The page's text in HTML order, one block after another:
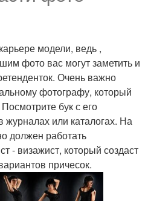
модели, ведь ,
фото вас могут заметить и
Очень важно
фотографу, который
бук с его
журналах или каталогах. На
должен работать
- визажист, который создаст
причесок.